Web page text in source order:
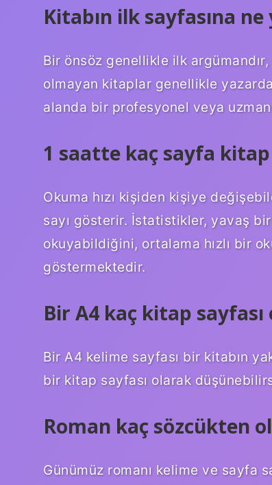
Kitabın ilk sayfasına ne
Bir önsöz genellikle ilk argümandır,
olmayan kitaplar genellikle
alanda bir profesyonel veya uzman
1 saatte kaç sayfa
Okuma hızı kişiden kişiye
sayı gösterir. İstatistikler, yavaş
okuyabildiğini, ortalama hızlı bir
göstermektedir.
Bir A4 kaç kitap sayfası
Bir A4 kelime sayfası bir kitabın
bir kitap sayfası olarak
Roman kaç sözcükten
Günümüz romanı kelime ve sayfa